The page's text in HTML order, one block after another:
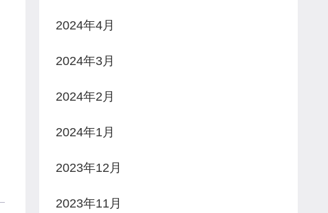
2024年4月
2024年3月
2024年2月
2024年1月
2023年12月
2023年11月